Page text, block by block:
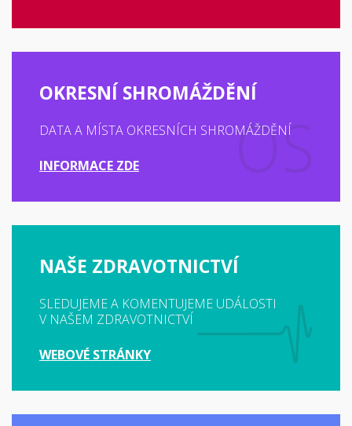
OKRESNÍ SHROMÁŽDĚNÍ
DATA A MÍSTA OKRESNÍCH SHROMÁŽDĚNÍ
INFORMACE ZDE
NAŠE ZDRAVOTNICTVÍ
SLEDUJEME A KOMENTUJEME UDÁLOSTI
V NAŠEM ZDRAVOTNICTVÍ
WEBOVÉ STRÁNKY